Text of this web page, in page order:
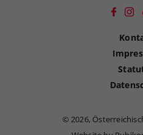
©2026,